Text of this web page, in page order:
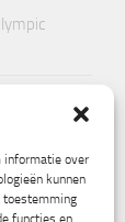
informatie over
kunnen
toestemming
functies en